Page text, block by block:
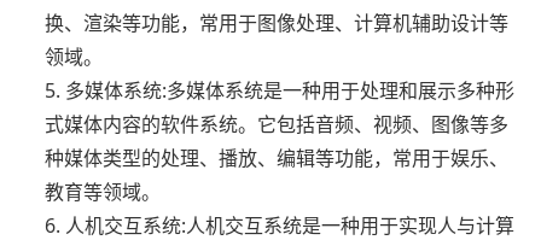
换、渲染等功能，常用于图像处理、计算机辅助设计等
领域。
5. 多媒体系统:多媒体系统是一种用于处理和展示多种形
式媒体内容的软件系统。它包括音频、视频、图像等多
种媒体类型的处理、播放、编辑等功能，常用于娱乐、
教育等领域。
6. 人机交互系统:人机交互系统是一种用于实现人与计算